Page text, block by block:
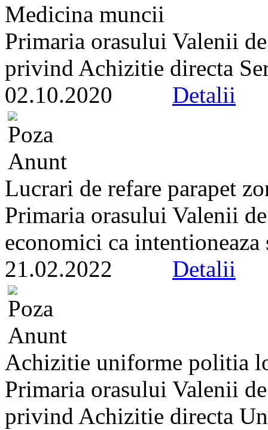
Medicina muncii
Primaria orasului Valenii
privind Achizitie directa
02.10.2020 Detalii
Lucrari de refare parapet
Primaria orasului Valenii
economici ca
21.02.2022 Detalii
Achizitie uniforme politia
Primaria orasului Valenii
privind Achizitie directa